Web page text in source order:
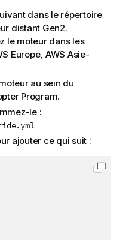
dans le répertoire
distant Gen2.
le moteur dans les
Europe, AWS Asie-
au sein du
Program.
le :
ajouter ce qui suit :
Copier